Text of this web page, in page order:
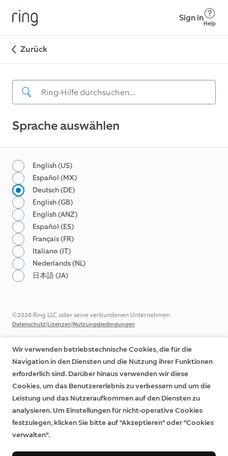
Sign in
Help
Zurück
Sprache auswählen
English (US)
Español (MX)
Deutsch (DE)
English (GB)
English (ANZ)
Español (ES)
Français (FR)
Italiano (IT)
Nederlands (NL)
日本語 (JA)
©2026 Ring LLC oder seine verbundenen Unternehmen
Datenschutz|Lizenzen|Nutzungsbedingungen
Wir verwenden betriebstechnische Cookies, die für die
Navigation in den Diensten und die Nutzung ihrer Funktionen
erforderlich sind. Darüber hinaus verwenden wir diese
Cookies, um das Benutzererlebnis zu verbessern und um die
Leistung und das Nutzeraufkommen auf den Diensten zu
analysieren. Um Einstellungen für nicht-operative Cookies
festzulegen, klicken Sie bitte auf "Akzeptieren" oder "Cookies
verwalten".